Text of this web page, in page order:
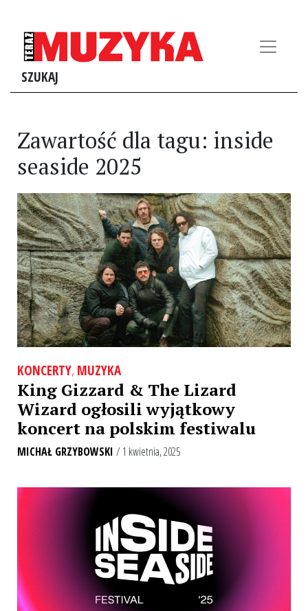
SZUKAJ
Zawartość dla tagu: inside
seaside 2025
KONCERTY, MUZYKA
King Gizzard & The Lizard
Wizard ogłosili wyjątkowy
koncert na polskim festiwalu
MICHAŁ GRZYBOWSKI / 1 kwietnia, 2025